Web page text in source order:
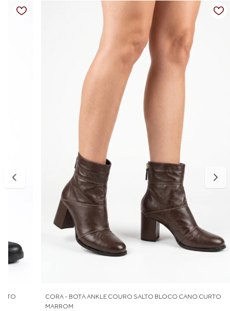
modelo traz um visual moderno e refinado que transforma qualquer
produção.
Confeccionada em couro legítimo, oferece excelente durabilidade
e conforto para acompanhar a rotina com estilo. O cano curto e o
acabamento minimalista tornam a peça extremamente versátil,
combinando facilmente com jeans, vestidos, saias e peças de
Um modelo atemporal para quem busca sofisticação sem abrir mão
Material externo: Couro legítimo
Fechamento: Zíper traseiro
Estilo: Casual elegante
Diferencial: Salto geométrico moderno que agrega sofisticação ao
Palmilha: Macia e confortável
Solado: Emborrachado para maior segurança ao caminhar
Tabela de medidas:
34 — aproximadamente 22,1 a 22,6 cm
35 — aproximadamente 22,7 a 23,3 cm
36 — aproximadamente 23,4 a 24,0 cm
37 — aproximadamente 24,1 a 24,7 cm
Indicamos medir o comprimento do pé para escolher o tamanho
ideal. Considere aproximadamente 0,5 cm de folga para maior
CORA - BOTA ANKLE COURO SALTO BLOCO CANO CURTO
MARROM